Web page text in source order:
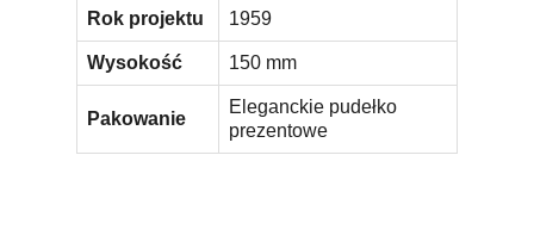
Rok projektu 1959
Wysokość 150 mm
Pakowanie
Eleganckie pudełko
prezentowe